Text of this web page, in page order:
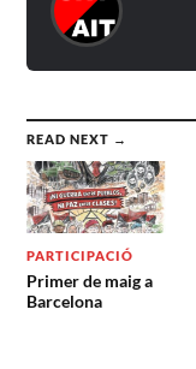
READ NEXT →
PARTICIPACIÓ
Primer de maig a
Barcelona